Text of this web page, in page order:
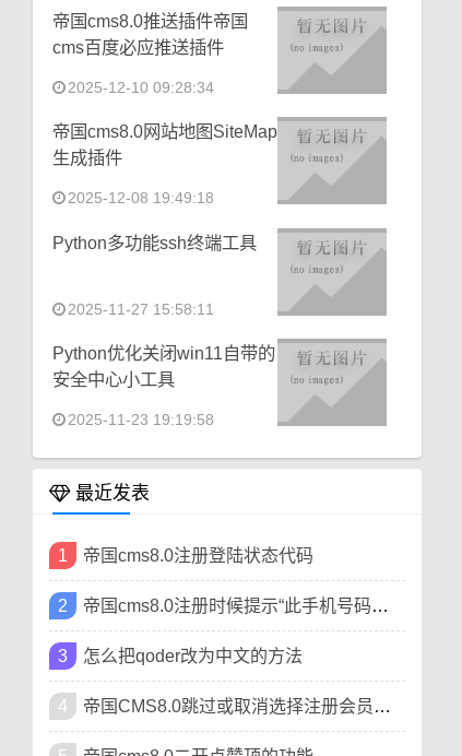
帝国cms8.0推送插件帝国
cms百度必应推送插件
2025-12-10 09:28:34
帝国cms8.0网站地图SiteMap
生成插件
2025-12-08 19:49:18
Python多功能ssh终端工具
2025-11-27 15:58:11
Python优化关闭win11自带的
安全中心小工具
2025-11-23 19:19:58
最近发表
1 帝国cms8.0注册登陆状态代码
2 帝国cms8.0注册时候提示“此手机号码已被注册”
3 怎么把qoder改为中文的方法
4 帝国CMS8.0跳过或取消选择注册会员类型方法